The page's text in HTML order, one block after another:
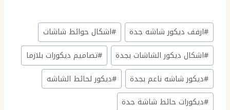
وسوم
المقال:
#ارفف ديكور شاشه جدة #اشكال حوائط شاشات
#اشكال ديكور الشاشات بجدة #تصاميم ديكورات بلازما
#ديكور شاشه ناعم بجدة #ديكور لحائط الشاشه
#ديكورات حائط شاشة جدة